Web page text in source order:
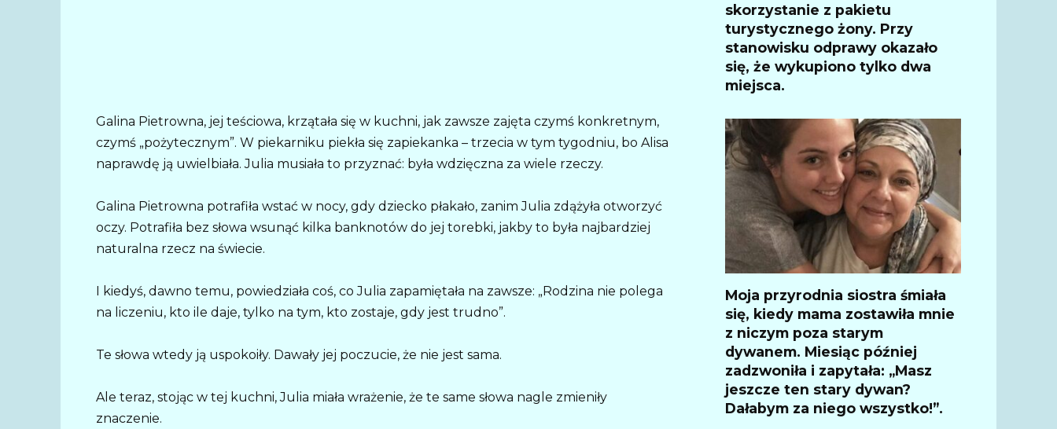
Galina Pietrowna, jej teściowa, krzątała się w kuchni, jak zawsze zajęta czymś konkretnym,
czymś „pożytecznym”. W piekarniku piekła się zapiekanka – trzecia w tym tygodniu, bo Alisa
naprawdę ją uwielbiała. Julia musiała to przyznać: była wdzięczna za wiele rzeczy.
Galina Pietrowna potrafiła wstać w nocy, gdy dziecko płakało, zanim Julia zdążyła otworzyć
oczy. Potrafiła bez słowa wsunąć kilka banknotów do jej torebki, jakby to była najbardziej
naturalna rzecz na świecie.
I kiedyś, dawno temu, powiedziała coś, co Julia zapamiętała na zawsze: „Rodzina nie polega
na liczeniu, kto ile daje, tylko na tym, kto zostaje, gdy jest trudno”.
Te słowa wtedy ją uspokoiły. Dawały jej poczucie, że nie jest sama.
Ale teraz, stojąc w tej kuchni, Julia miała wrażenie, że te same słowa nagle zmieniły
znaczenie.
skorzystanie z pakietu
turystycznego żony. Przy
stanowisku odprawy okazało
się, że wykupiono tylko dwa
miejsca.
Moja przyrodnia siostra śmiała
się, kiedy mama zostawiła mnie
z niczym poza starym
dywanem. Miesiąc później
zadzwoniła i zapytała: „Masz
jeszcze ten stary dywan?
Dałabym za niego wszystko!”.